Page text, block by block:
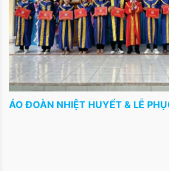
ÁO ĐOÀN NHIỆT HUYẾT & LỄ